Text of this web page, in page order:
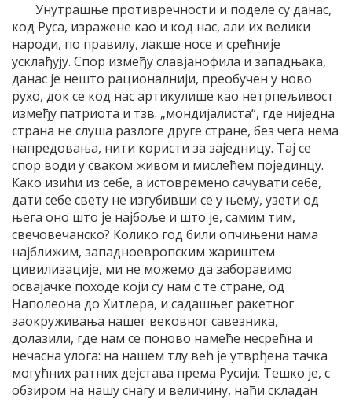
Унутрашње противречности и поделе су данас,
код Руса, изражене као и код нас, али их велики
народи, по правилу, лакше носе и срећније
усклађују. Спор између славјанофила и западњака,
данас је нешто рационалнији, преобучен у ново
рухо, док се код нас артикулише као нетрпељивост
између патриота и тзв. „мондијалиста“, где ниједна
страна не слуша разлоге друге стране, без чега нема
напредовања, нити користи за заједницу. Тај се
спор води у сваком живом и мислећем појединцу.
Како изићи из себе, а истовремено сачувати себе,
дати себе свету не изгубивши се у њему, узети од
њега оно што је најбоље и што је, самим тим,
свечовечанско? Колико год били опчињени нама
најближим, западноевропским жариштем
цивилизације, ми не можемо да заборавимо
освајачке походе који су нам с те стране, од
Наполеона до Хитлера, и садашњег ракетног
заокруживања нашег вековног савезника,
долазили, где нам се поново намеће несрећна и
нечасна улога: на нашем тлу већ је утврђена тачка
могућних ратних дејстава према Русији. Тешко је, с
обзиром на нашу снагу и величину, наћи складан